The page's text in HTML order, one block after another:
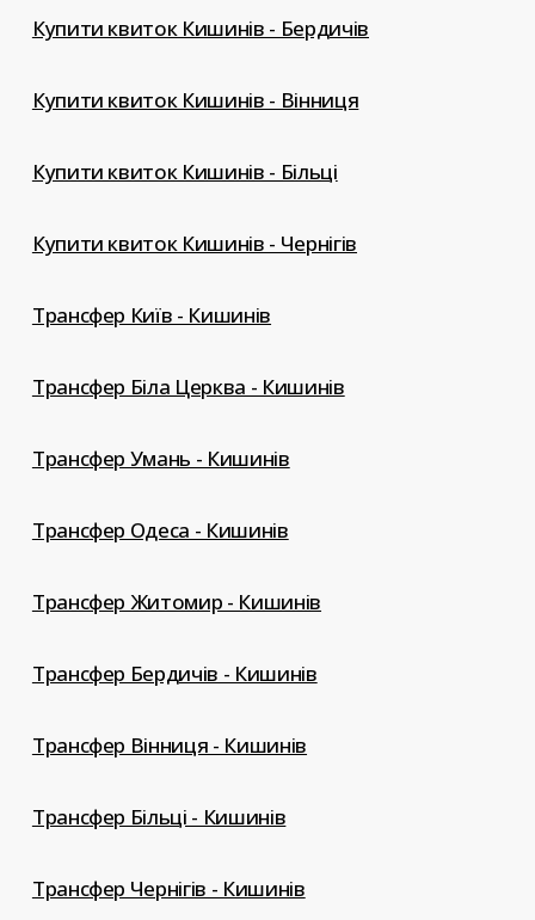
Купити квиток Кишинів - Бердичів
Купити квиток Кишинів - Вінниця
Купити квиток Кишинів - Більці
Купити квиток Кишинів - Чернігів
Трансфер Київ - Кишинів
Трансфер Біла Церква - Кишинів
Трансфер Умань - Кишинів
Трансфер Одеса - Кишинів
Трансфер Житомир - Кишинів
Трансфер Бердичів - Кишинів
Трансфер Вінниця - Кишинів
Трансфер Більці - Кишинів
Трансфер Чернігів - Кишинів